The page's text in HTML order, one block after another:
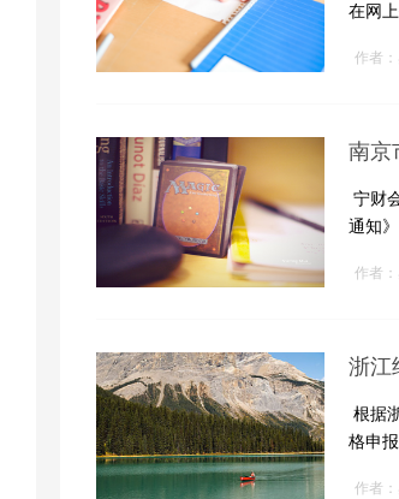
在网
作者：
南京
宁财
通知
作者：
浙江
根据
格申
作者：